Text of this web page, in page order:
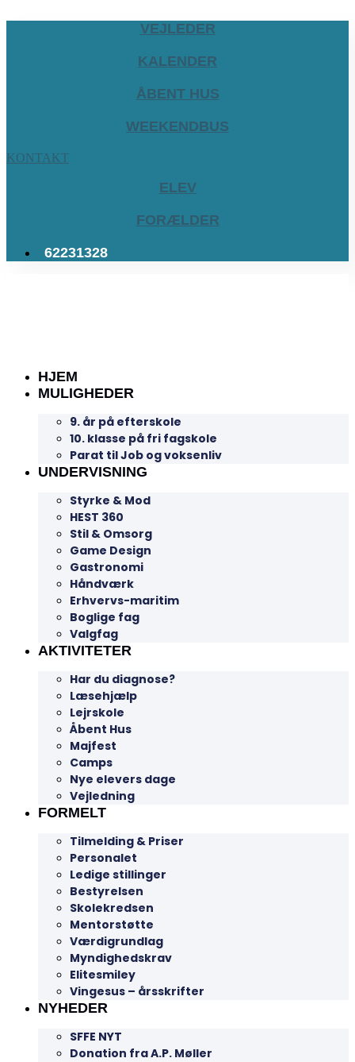
VEJLEDER
KALENDER
ÅBENT HUS
WEEKENDBUS
KONTAKT
ELEV
FORÆLDER
62231328
HJEM
MULIGHEDER
9. år på efterskole
10. klasse på fri fagskole
Parat til Job og voksenliv
UNDERVISNING
Styrke & Mod
HEST 360
Stil & Omsorg
Game Design
Gastronomi
Håndværk
Erhvervs-maritim
Boglige fag
Valgfag
AKTIVITETER
Har du diagnose?
Læsehjælp
Lejrskole
Åbent Hus
Majfest
Camps
Nye elevers dage
Vejledning
FORMELT
Tilmelding & Priser
Personalet
Ledige stillinger
Bestyrelsen
Skolekredsen
Mentorstøtte
Værdigrundlag
Myndighedskrav
Elitesmiley
Vingesus – årsskrifter
NYHEDER
SFFE NYT
Donation fra A.P. Møller